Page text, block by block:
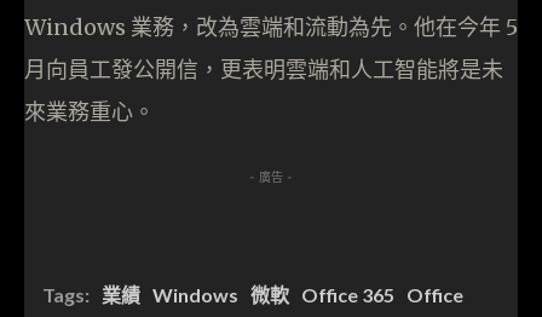
Windows 業務，改為雲端和流動為先。他在今年 5
月向員工發公開信，更表明雲端和人工智能將是未
來業務重心。
- 廣告 -
Tags: 業績 Windows 微軟 Office 365
Office